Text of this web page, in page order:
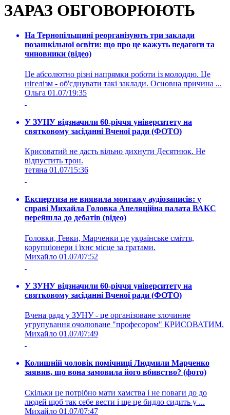
ЗАРАЗ ОБГОВОРЮЮТЬ
На Тернопільщині реорганізують три заклади
позашкільної освіти: що про це кажуть педагоги та
чиновники (відео)
Це абсолютно різні напрямки роботи із молоддю. Це
нігелізм - об'єднувати такі заклади. Основна причина ...
Ольга 01.07/19:35
У ЗУНУ відзначили 60-річчя університету на
святковому засіданні Вченої ради (ФОТО)
Крисоватий не дасть вільно дихнути Десятнюк. Не
відпустить трон.
тетяна 01.07/15:36
Експертиза не виявила монтажу аудіозаписів: у
справі Михайла Головка Апеляційна палата ВАКС
перейшла до дебатів (відео)
Головки, Гевки, Марченки це українське сміття,
корупціонери і їхнє місце за гратами.
Михайло 01.07/07:52
У ЗУНУ відзначили 60-річчя університету на
святковому засіданні Вченої ради (ФОТО)
Вчена рада у ЗУНУ - це організоване злочинне
угрупування очолюване "професором" КРИСОВАТИМ.
Михайло 01.07/07:49
Колишній чоловік помічниці Людмили Марченко
заявив, що вона замовила його вбивство? (фото)
Скільки це потрібно мати хамства і не поваги до до
людей щоб так себе вести і ще це бидло сидить у ...
Михайло 01.07/07:47